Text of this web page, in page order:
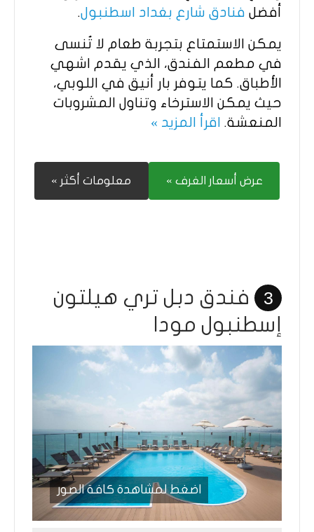
أفضل فنادق شارع بغداد اسطنبول.
يمكن الاستمتاع بتجربة طعام لا تُنسى
في مطعم الفندق، الذي يقدم اشهي
الأطباق. كما يتوفر بار أنيق في اللوبي،
حيث يمكن الاسترخاء وتناول المشروبات
المنعشة. اقرأ المزيد »
عرض أسعار الغرف » معلومات أكثر »
3
فندق دبل تري هيلتون
إسطنبول مودا
اضغط لمشاهدة كافة الصور